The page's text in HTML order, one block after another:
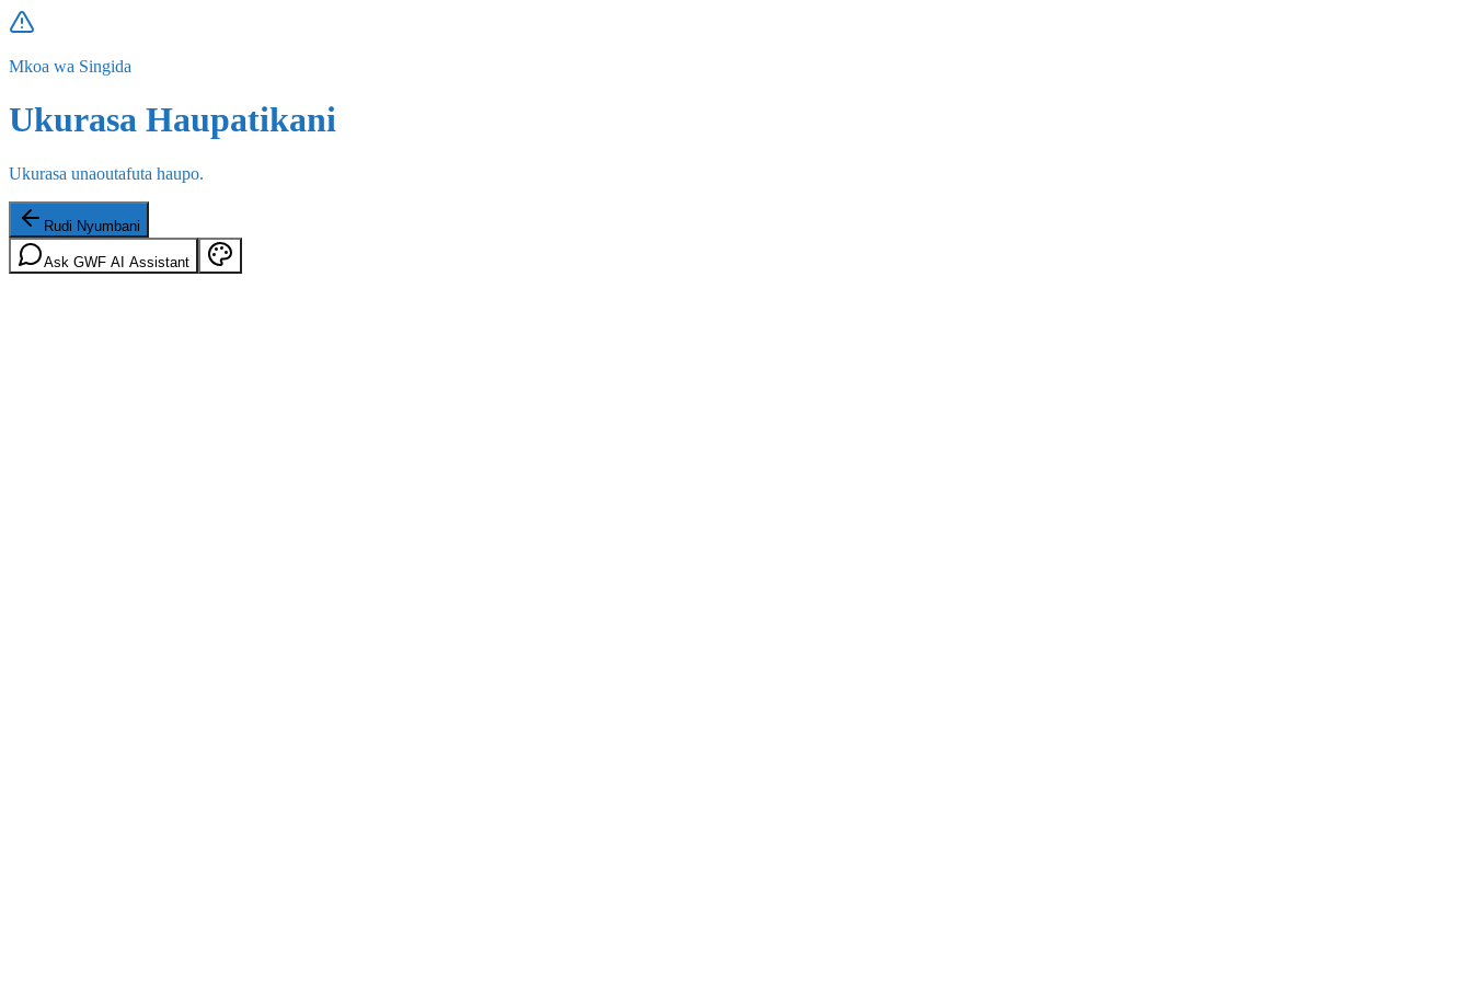
Mkoa wa Singida
Ukurasa Haupatikani
Ukurasa unaoutafuta haupo.
Rudi Nyumbani
Ask GWF AI Assistant